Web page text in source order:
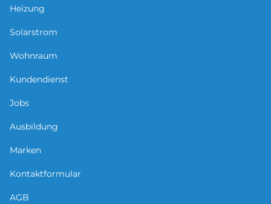
Heizung
Solarstrom
Wohnraum
Kundendienst
Jobs
Ausbildung
Marken
Kontaktformular
AGB